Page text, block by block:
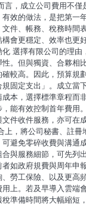
言，成立公司費用不僅
效的做法，是把第一
件、帳務、稅務時間
會更穩定、效率也更
選擇有限公司的理由
。但與獨資、合夥相
較高。因此，預算規
固定支出」。成立當
本，選擇標準章程而
能有效控制首年費用
件收件服務，亦可在
上，將公司秘書、註冊
避免零碎收費與溝通
與服務細節，可先列
如政府規費與周年申
勞工保險、以及更高
上。若及早導入雲端
準備時間將大幅縮短